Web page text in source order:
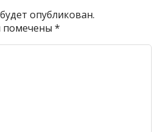
опубликован.
помечены*